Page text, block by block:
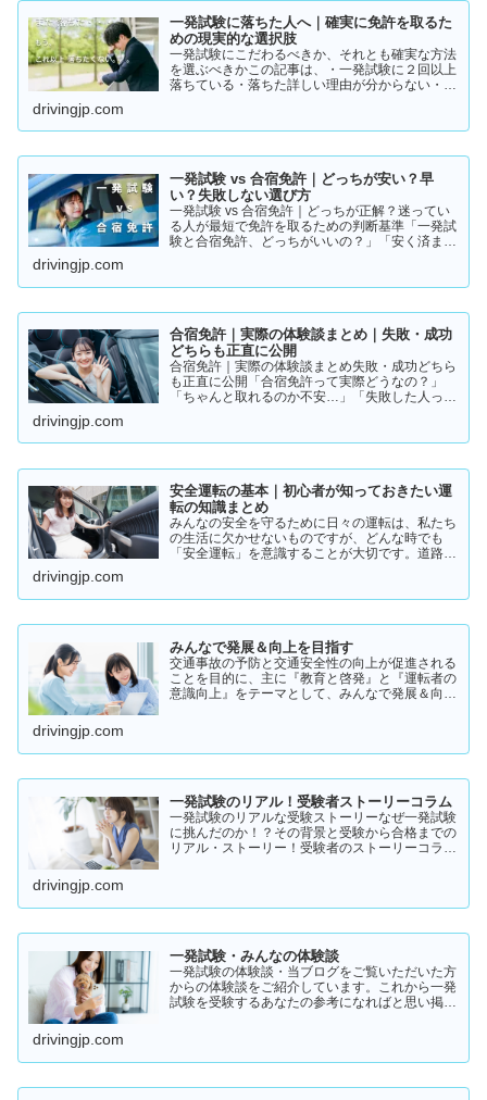
一発試験に落ちた人へ｜確実に免許を取るた
めの現実的な選択肢
一発試験にこだわるべきか、それとも確実な方法
を選ぶべきかこの記事は、・一発試験に２回以上
落ちている・落ちた詳しい理由が分からない・こ
らに何回も落ちる・数…
drivingjp.com
一発試験 vs 合宿免許｜どっちが安い？早
い？失敗しない選び方
一発試験 vs 合宿免許｜どっちが正解？迷ってい
る人が最短で免許を取るための判断基準「一発試
験と合宿免許、どっちがいいの？」「安く済ませ
と、人によって最適…
drivingjp.com
合宿免許｜実際の体験談まとめ｜失敗・成功
どちらも正直に公開
合宿免許｜実際の体験談まとめ失敗・成功どちら
も正直に公開「合宿免許って実際どうなの？」
「ちゃんと取れるのか不安…」「失敗した人って
た。結論から言うと👇👉 …
drivingjp.com
安全運転の基本｜初心者が知っておきたい運
転の知識まとめ
みんなの安全を守るために日々の運転は、私たち
の生活に欠かせないものですが、どんな時でも
「安全運転」を意識することが大切です。道路状
過ぎや注意力の低下、小…
drivingjp.com
みんなで発展＆向上を目指す
交通事故の予防と交通安全性の向上が促進される
ことを目的に、主に『教育と啓発』と『運転者の
意識向上』をテーマとして、みんなで発展＆向上
drivingjp.com
一発試験のリアル！受験者ストーリーコラム
一発試験のリアルな受験ストーリーなぜ一発試験
に挑んだのか！？その背景と受験から合格までの
リアル・ストーリー！受験者のストーリーコラム
drivingjp.com
一発試験・みんなの体験談
一発試験の体験談・当ブログをご覧いただいた方
からの体験談をご紹介しています。これから一発
試験を受験するあなたの参考になればと思い掲載
drivingjp.com